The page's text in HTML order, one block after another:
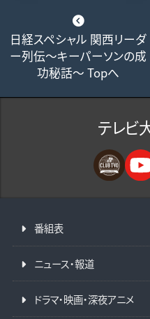
日経スペシャル 関西リーダ
ー列伝～キーパーソンの成
功秘話～ Topへ
テレビ
番組表
ニュース・報道
ドラマ・映画・深夜アニメ